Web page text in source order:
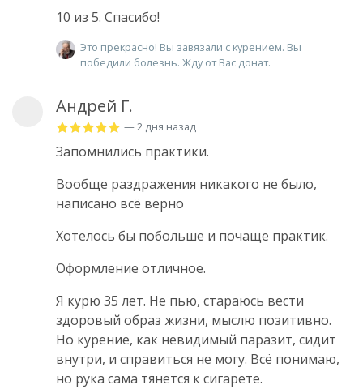
10 из 5. Спасибо!
Это прекрасно! Вы завязали с курением. Вы
победили болезнь. Жду от Вас донат.
Андрей Г.
— 2 дня назад
Запомнились практики.
Вообще раздражения никакого не было,
написано всё верно
Хотелось бы побольше и почаще практик.
Оформление отличное.
Я курю 35 лет. Не пью, стараюсь вести
здоровый образ жизни, мыслю позитивно.
Но курение, как невидимый паразит, сидит
внутри, и справиться не могу. Всё понимаю,
но рука сама тянется к сигарете.